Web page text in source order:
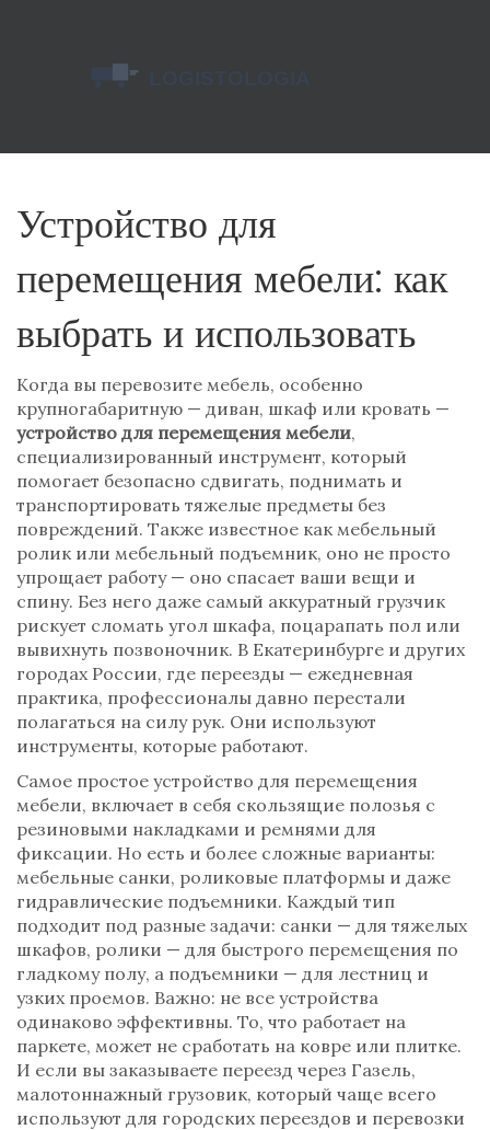
Устройство для
перемещения мебели: как
выбрать и использовать
Когда вы перевозите мебель, особенно
крупногабаритную — диван, шкаф или кровать —
устройство для перемещения мебели,
специализированный инструмент, который
помогает безопасно сдвигать, поднимать и
транспортировать тяжелые предметы без
повреждений. Также известное как мебельный
ролик или мебельный подъемник, оно не просто
упрощает работу — оно спасает ваши вещи и
спину. Без него даже самый аккуратный грузчик
рискует сломать угол шкафа, поцарапать пол или
вывихнуть позвоночник. В Екатеринбурге и других
городах России, где переезды — ежедневная
практика, профессионалы давно перестали
полагаться на силу рук. Они используют
инструменты, которые работают.
Самое простое устройство для перемещения
мебели, включает в себя скользящие полозья с
резиновыми накладками и ремнями для
фиксации. Но есть и более сложные варианты:
мебельные санки, роликовые платформы и даже
гидравлические подъемники. Каждый тип
подходит под разные задачи: санки — для тяжелых
шкафов, ролики — для быстрого перемещения по
гладкому полу, а подъемники — для лестниц и
узких проемов. Важно: не все устройства
одинаково эффективны. То, что работает на
паркете, может не сработать на ковре или плитке.
И если вы заказываете переезд через Газель,
малотоннажный грузовик, который чаще всего
используют для городских переездов и перевозки